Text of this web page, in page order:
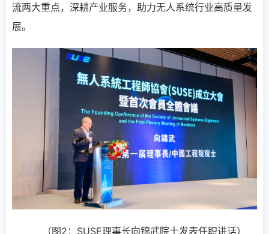
流两大重点，深耕产业服务，助力无人系统行业高质量发
展。
（图2：SUSE理事长向锦武院士发表任职讲话）